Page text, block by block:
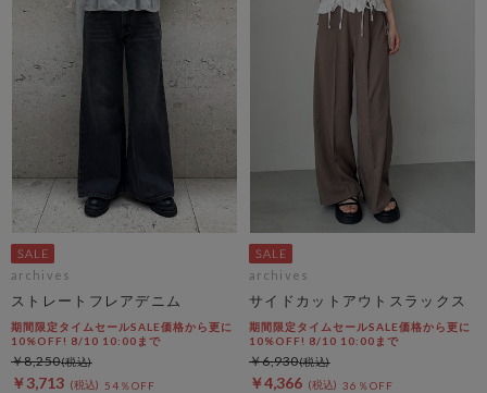
archives
ストレートフレアデニム
期間限定タイムセールSALE価格から更に
10%OFF! 8/10 10:00まで
￥3,713 54％OFF
￥8,250
archives
サイドカットアウトスラックス
期間限定タイムセールSALE価格から更に
10%OFF! 8/10 10:00まで
￥4,366 36％OFF
￥6,930